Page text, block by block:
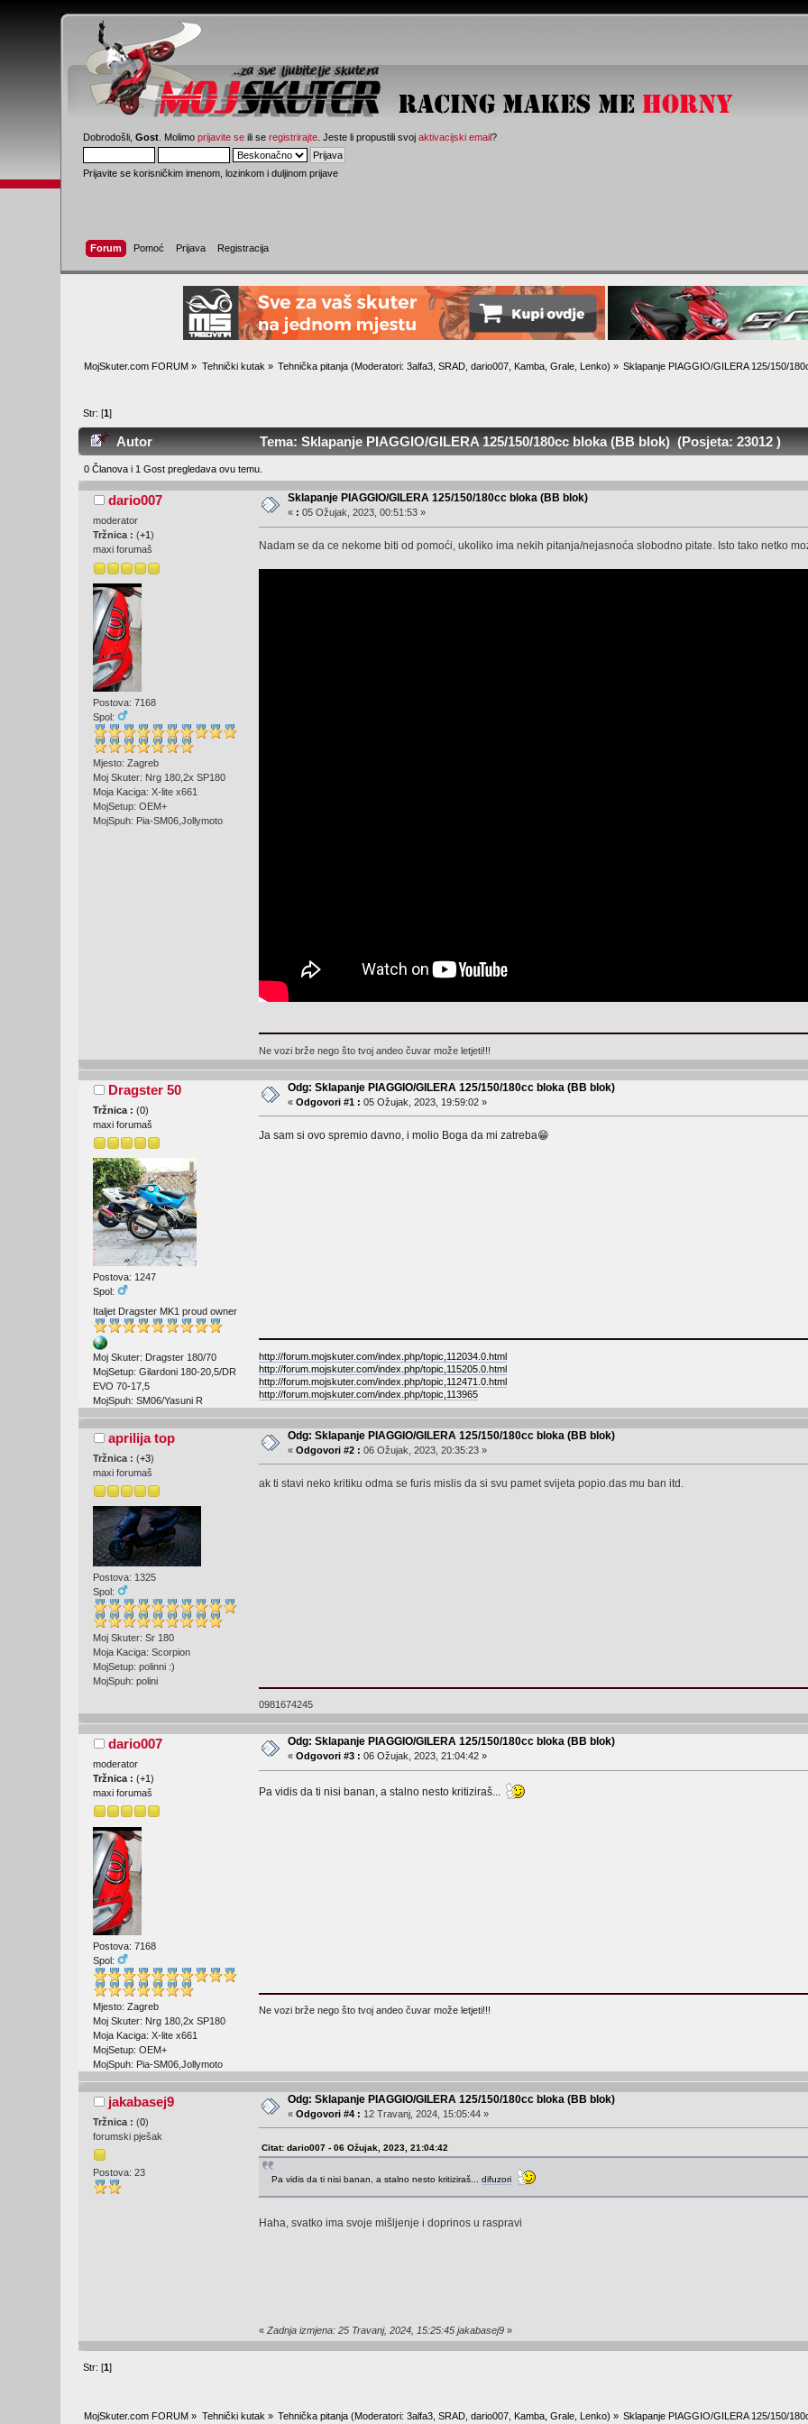
Dobrodošli,Gost . Molimoprijavite se ili seregistrirajte . Jeste li propustili svojaktivacijski email?
Prijavite se korisničkim imenom, lozinkom i duljinom prijave
Forum Pomoć Prijava Registracija
MojSkuter.com FORUM » Tehnički kutak » Tehnička pitanja (Moderatori:3alfa3 ,SRAD ,dario007 Kamba ,Grale Lenko) » Sklapanje PIAGGIO/GILERA 125/150/
Str: [1]
Autor Tema: Sklapanje PIAGGIO/GILERA 125/150/180cc bloka (BB blok) (Posjeta: 23012 )
0 Članova i 1 Gost pregledava ovu temu.
dario007
moderator
Tržnica :(+1)
maxi forumaš
Postova: 7168
Spol:
Mjesto: Zagreb
Moj Skuter: Nrg 180,2x SP180
Moja Kaciga: X-lite x661
MojSetup: OEM+
MojSpuh: Pia-SM06,Jollymoto
Sklapanje PIAGGIO/GILERA 125/150/180cc bloka (BB blok)
« : 05 Ožujak, 2023, 00:51:53 »
Nadam se da ce nekome biti od pomoći, ukoliko ima nekih pitanja/nejasnoća slobodno pitate. Isto tako netko
Ne vozi brže nego što tvoj andeo čuvar može letjeti!!!
Dragster 50
Tržnica :(0)
maxi forumaš
Postova: 1247
Spol:
Italjet Dragster MK1 proud owner
Moj Skuter: Dragster 180/70
MojSetup: Gilardoni 180-20,5/DR
EVO 70-17,5
MojSpuh: SM06/Yasuni R
Odg: Sklapanje PIAGGIO/GILERA 125/150/180cc bloka (BB blok)
«Odgovori #1 : 05 Ožujak, 2023, 19:59:02 »
Ja sam si ovo spremio davno, i molio Boga da mi zatreba😁
http://forum.mojskuter.com/index.php/topic,112034.0.html
http://forum.mojskuter.com/index.php/topic,115205.0.html
http://forum.mojskuter.com/index.php/topic,112471.0.html
http://forum.mojskuter.com/index.php/topic,113965
aprilija top
Tržnica :(+3)
maxi forumaš
Postova: 1325
Spol:
Moj Skuter: Sr 180
Moja Kaciga: Scorpion
MojSetup: polinni :)
MojSpuh: polini
Odg: Sklapanje PIAGGIO/GILERA 125/150/180cc bloka (BB blok)
«Odgovori #2 : 06 Ožujak, 2023, 20:35:23 »
ak ti stavi neko kritiku odma se furis mislis da si svu pamet svijeta popio.das mu ban itd.
0981674245
dario007
moderator
Tržnica :(+1)
maxi forumaš
Postova: 7168
Spol:
Mjesto: Zagreb
Moj Skuter: Nrg 180,2x SP180
Moja Kaciga: X-lite x661
MojSetup: OEM+
MojSpuh: Pia-SM06,Jollymoto
Odg: Sklapanje PIAGGIO/GILERA 125/150/180cc bloka (BB blok)
«Odgovori #3 : 06 Ožujak, 2023, 21:04:42 »
Pa vidis da ti nisi banan, a stalno nesto kritiziraš...
Ne vozi brže nego što tvoj andeo čuvar može letjeti!!!
jakabasej9
Tržnica :(0)
forumski pješak
Postova: 23
Odg: Sklapanje PIAGGIO/GILERA 125/150/180cc bloka (BB blok)
«Odgovori #4 : 12 Travanj, 2024, 15:05:44 »
Citat: dario007 - 06 Ožujak, 2023, 21:04:42
Pa vidis da ti nisi banan, a stalno nesto kritiziraš... difuzori
Haha, svatko ima svoje mišljenje i doprinos u raspravi
« Zadnja izmjena: 25 Travanj, 2024, 15:25:45 jakabasej9»
Str: [1]
MojSkuter.com FORUM » Tehnički kutak » Tehnička pitanja (Moderatori:3alfa3 ,SRAD ,dario007 Kamba ,Grale Lenko) » Sklapanje PIAGGIO/GILERA 125/150/